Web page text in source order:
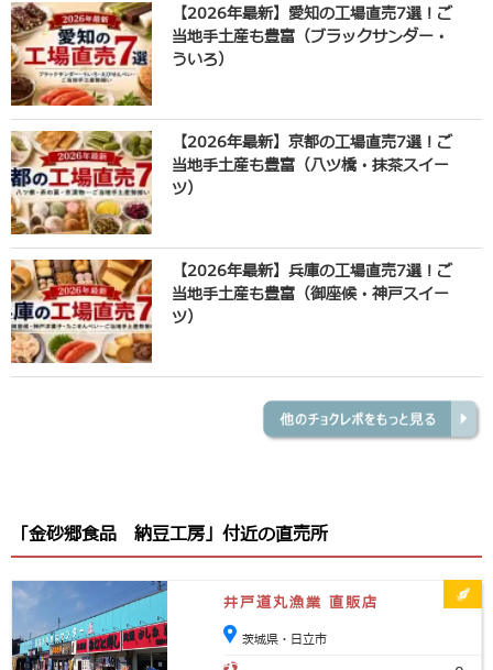
【2026年最新】愛知の工場直売7選！ご
当地手土産も豊富（ブラックサンダー・
ういろ）
【2026年最新】京都の工場直売7選！ご
当地手土産も豊富（八ツ橋・抹茶スイー
ツ）
【2026年最新】兵庫の工場直売7選！ご
当地手土産も豊富（御座候・神戸スイー
ツ）
「金砂郷食品 納豆工房」付近の直売所
井戸道丸漁業 直販店
茨城県・日立市